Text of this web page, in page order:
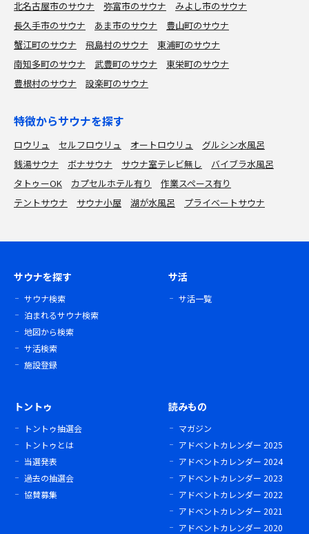
北名古屋市のサウナ
弥富市のサウナ
みよし市のサウナ
長久手市のサウナ
あま市のサウナ
豊山町のサウナ
蟹江町のサウナ
飛島村のサウナ
東浦町のサウナ
南知多町のサウナ
武豊町のサウナ
東栄町のサウナ
豊根村のサウナ
設楽町のサウナ
特徴からサウナを探す
ロウリュ セルフロウリュ オートロウリュ
グルシン水風呂
銭湯サウナ
ボナサウナ サウナ室テレビ無し
バイブラ水風呂
タトゥーOK
カプセルホテル有り
作業スペース有り
テントサウナ
サウナ小屋 湖が水風呂 プライベートサウナ
サウナを探す
サウナ検索
泊まれるサウナ検索
地図から検索
サ活検索
施設登録
サ活
サ活一覧
トントゥ
トントゥ抽選会
トントゥとは
当選発表
過去の抽選会
協賛募集
読みもの
マガジン
アドベントカレンダー 2025
アドベントカレンダー 2024
アドベントカレンダー 2023
アドベントカレンダー 2022
アドベントカレンダー 2021
アドベントカレンダー 2020